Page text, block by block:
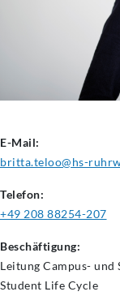
E-Mail:
britta.teloo@hs-
Telefon:
+49 208 88254-207
Beschäftigung:
Leitung Campus- und
Student Life Cycle